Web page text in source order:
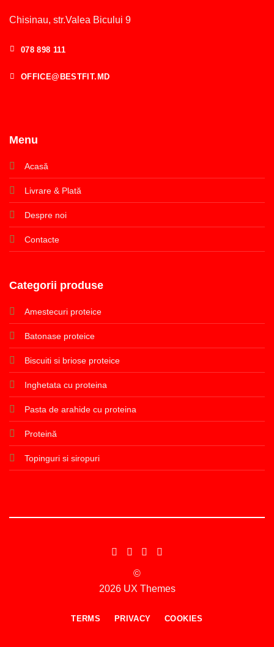
Chisinau, str.Valea Bicului 9
078 898 111
OFFICE@BESTFIT.MD
Menu
Acasă
Livrare & Plată
Despre noi
Contacte
Categorii produse
Amestecuri proteice
Batonase proteice
Biscuiti si briose proteice
Inghetata cu proteina
Pasta de arahide cu proteina
Proteină
Topinguri si siropuri
©
2026 UX Themes
TERMS PRIVACY COOKIES